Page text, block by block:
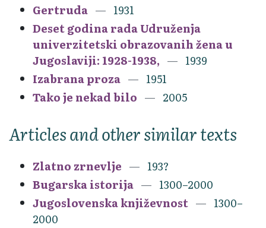
Gertruda
1931
Deset godina rada Udruženja
univerzitetski obrazovanih žena u
Jugoslaviji: 1928-1938,
1939
Izabrana proza
1951
Tako je nekad bilo
2005
Articles and other similar texts
Zlatno zrnevlje
193?
Bugarska istorija
1300–2000
Jugoslovenska književnost
1300–
2000